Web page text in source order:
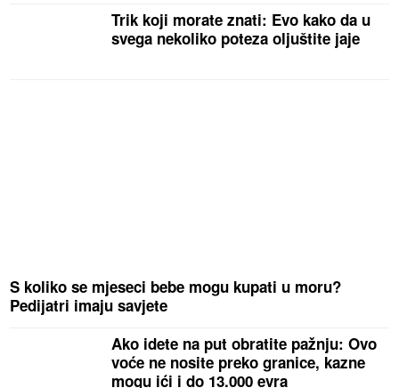
Trik koji morate znati: Evo kako da u
svega nekoliko poteza oljuštite jaje
S koliko se mjeseci bebe mogu kupati u moru?
Pedijatri imaju savjete
Ako idete na put obratite pažnju: Ovo
voće ne nosite preko granice, kazne
mogu ići i do 13.000 evra